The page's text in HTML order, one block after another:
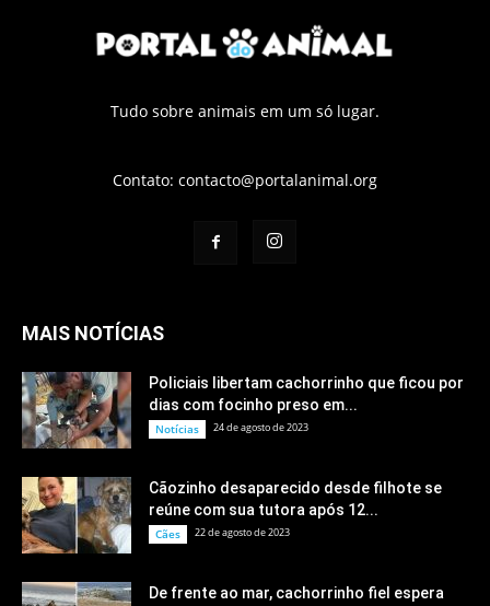
Tudo sobre animais em um só lugar.
Contato: contacto@portalanimal.org
MAIS NOTÍCIAS
Policiais libertam cachorrinho que ficou por
dias com focinho preso em...
Notícias 24 de agosto de 2023
Cãozinho desaparecido desde filhote se
reúne com sua tutora após 12...
Cães 22 de agosto de 2023
De frente ao mar, cachorrinho fiel espera